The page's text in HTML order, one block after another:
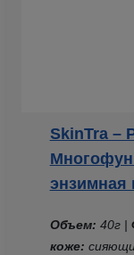
SkinTra –
энзимная
Объем: 40г |
коже: